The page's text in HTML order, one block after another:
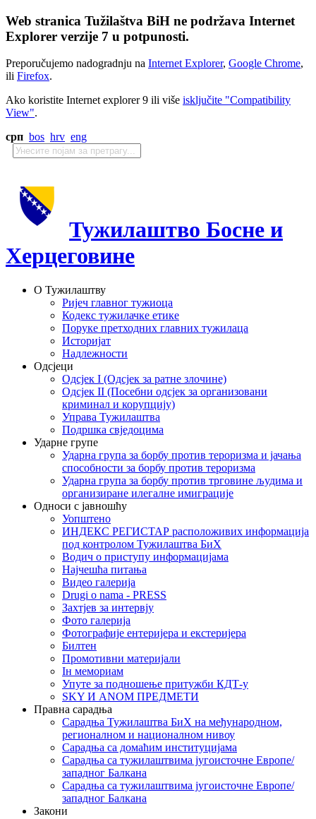
Web stranica Tužilaštva BiH ne podržava Internet
Explorer verzije 7 u potpunosti.
Preporučujemo nadogradnju na Internet Explorer, Google Chrome,
ili Firefox.
Ako koristite Internet explorer 9 ili više isključite "Compatibility
View".
срп bos hrv eng
Тужилаштво Босне и
Херцеговине
О Тужилаштву
Ријеч главног тужиоца
Кодекс тужилачке етике
Поруке претходних главних тужилаца
Историјат
Надлежности
Одсјеци
Одсјек I (Одсјек за ратне злочине)
Одсјек II (Посебни одсјек за организовани
криминал и корупцију)
Управа Тужилаштва
Подршка свједоцима
Ударне групе
Ударна група за борбу против тероризма и јачања
способности за борбу против тероризма
Ударна група за борбу против трговине људима и
организиране илегалне имиграције
Односи с јавношћу
Уопштено
ИНДЕКС РЕГИСТАР расположивих информација
под контролом Тужилаштва БиХ
Водич о приступу информацијама
Најчешћа питања
Видео галерија
Drugi o nama - PRESS
Захтјев за интервју
Фото галерија
Фотографије ентеријера и екстеријера
Билтен
Промотивни материјали
Iн мемориам
Упуте за подношење притужби КДТ-у
SKY И ANOM ПРЕДМЕТИ
Правна сарадња
Сарадња Тужилаштва БиХ на међународном,
регионалном и националном нивоу
Сарадња са домаћим институцијама
Сарадња са тужилаштвима југоисточне Европе/
западног Балкана
Сарадња са тужилаштвима југоисточне Европе/
западног Балкана
Закони